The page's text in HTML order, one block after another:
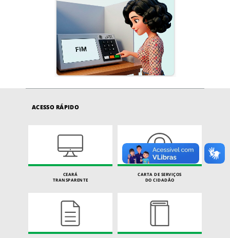
ACESSO RÁPIDO
CEARÁ
TRANSPARENTE
CARTA DE SERVIÇOS
DO CIDADÃO